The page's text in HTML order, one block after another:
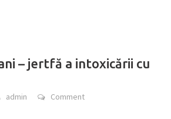
– jertfă a intoxicării cu
admin Comment